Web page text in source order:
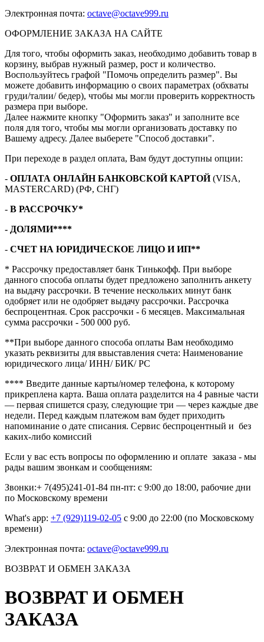
Электронная почта: octave@octave999.ru
ОФОРМЛЕНИЕ ЗАКАЗА НА САЙТЕ
Для того, чтобы оформить заказ, необходимо добавить товар в
корзину, выбрав нужный размер, рост и количество.
Воспользуйтесь графой "Помочь определить размер". Вы
можете добавить информацию о своих параметрах (обхваты
груди/талии/ бедер), чтобы мы могли проверить корректность
размера при выборе.
Далее нажмите кнопку "Оформить заказ" и заполните все
поля для того, чтобы мы могли организовать доставку по
Вашему адресу. Далее выберете "Способ доставки".
При переходе в раздел оплата, Вам будут доступны опции:
- ОПЛАТА ОНЛАЙН БАНКОВСКОЙ КАРТОЙ(VISA,
MASTERCARD) (РФ, СНГ)
- В РАССРОЧКУ*
- ДОЛЯМИ****
- СЧЕТ НА ЮРИДИЧЕСКОЕ ЛИЦО И ИП**
* Рассрочку предоставляет банк Тинькофф. При выборе
данного способа оплаты будет предложено заполнить анкету
на выдачу рассрочки. В течение нескольких минут банк
одобряет или не одобряет выдачу рассрочки. Рассрочка
беспроцентная. Срок рассрочки - 6 месяцев. Максимальная
сумма рассрочки - 500 000 руб.
**При выборе данного способа оплаты Вам необходимо
указать реквизиты для ввыставления счета: Наименование
юридического лица/ ИНН/ БИК/ РС
**** Введите данные карты/номер телефона, к которому
прикреплена карта. Ваша оплата разделится на 4 равные части
— первая спишется сразу, следующие три — через каждые две
недели. Перед каждым платежом вам будет приходить
напоминание о дате списания. Сервис беспроцентный и без
каких-либо комиссий
Если у вас есть вопросы по оформлению и оплате заказа - мы
рады вашим звонкам и сообщениям:
Звонки:+ 7(495)241-01-84 пн-пт: с 9:00 до 18:00, рабочие дни
по Московскому времени
What's app: +7 (929)119-02-05 с 9:00 до 22:00 (по Московскому
времени)
Электронная почта: octave@octave999.ru
ВОЗВРАТ И ОБМЕН ЗАКАЗА
ВОЗВРАТ И ОБМЕН
ЗАКАЗА